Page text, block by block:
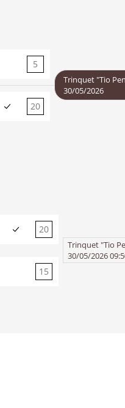
5
20
20
5
Trinquet "Tio
30/05/2026
20
15
15
20
Trinquet "Tio
30/05/2026